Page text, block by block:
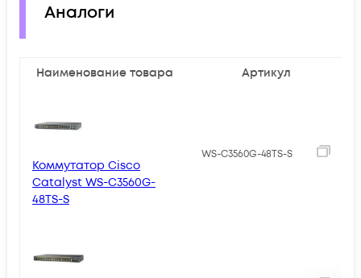
Аналоги
Наименование товара Артикул
Коммутатор Cisco
Catalyst WS-C3560G-
48TS-S
WS-C3560G-48TS-S